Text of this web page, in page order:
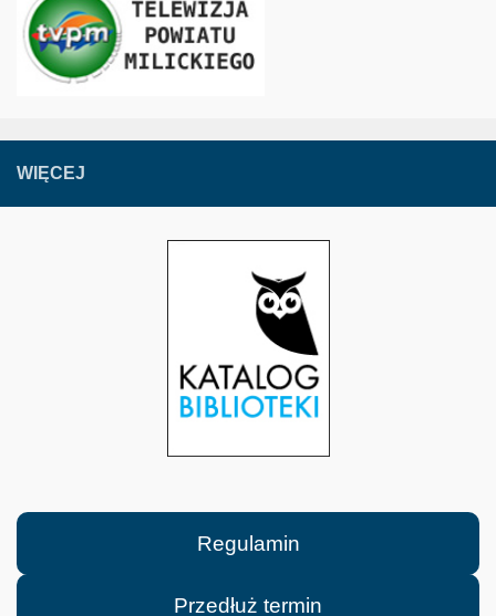
WIĘCEJ
Regulamin
Przedłuż termin